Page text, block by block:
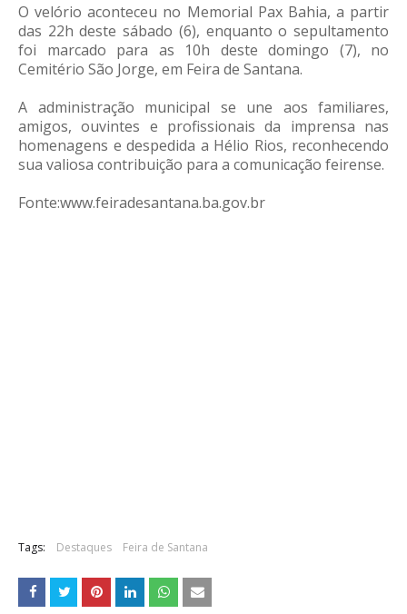
O velório aconteceu no Memorial Pax Bahia, a partir
das 22h deste sábado (6), enquanto o sepultamento
foi marcado para as 10h deste domingo (7), no
Cemitério São Jorge, em Feira de Santana.
A administração municipal se une aos familiares,
amigos, ouvintes e profissionais da imprensa nas
homenagens e despedida a Hélio Rios, reconhecendo
sua valiosa contribuição para a comunicação feirense.
Fonte:www.feiradesantana.ba.gov.br
Tags: Destaques Feira de Santana